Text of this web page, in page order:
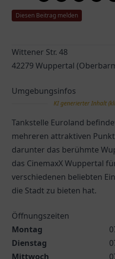
Diesen Beitrag melden
Wittener Str. 48
42279 Wuppertal
Umgebungsinfos
KI generierter Inhalt
Tankstelle Euroland
mehreren attraktiven
darunter das berühmte
das CinemaxX Wuppertal
verschiedenen beliebten
die Stadt zu bieten hat.
Öffnungszeiten
Montag
Dienstag
Mittwoch